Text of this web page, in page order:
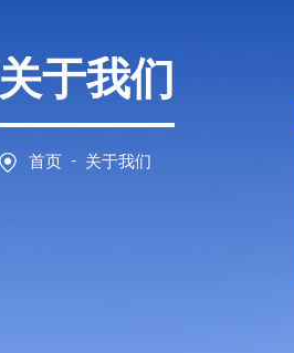
关于我们
首页 - 关于我们